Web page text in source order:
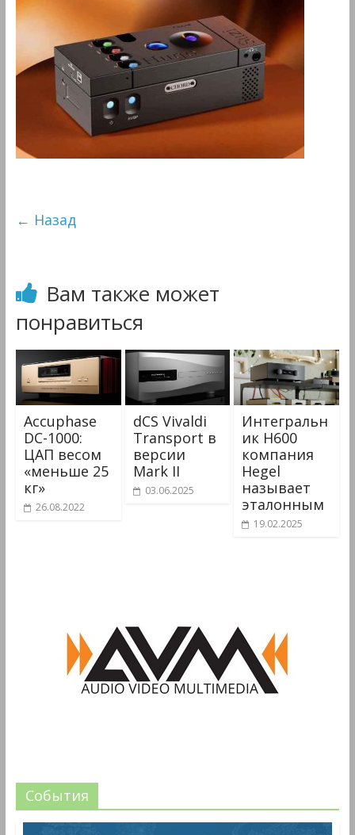
&
Мультимедиа
← Назад
Вам также может
понравиться
Accuphase
DC-1000:
ЦАП весом
«меньше 25
кг»
26.08.2022
dCS Vivaldi
Transport в
версии
Mark II
03.06.2025
Интегральн
ик H600
компания
Hegel
называет
эталонным
19.02.2025
События